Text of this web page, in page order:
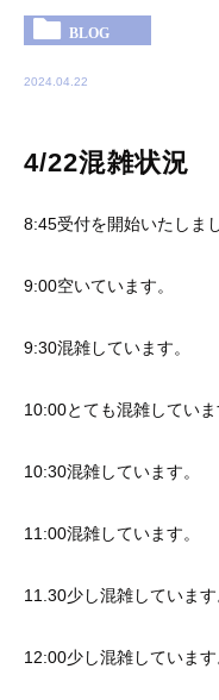
BLOG
2024.04.22
4/22混雑状況
8:45受付を開始いたしまし
9:00空いています。
9:30混雑しています。
10:00とても混雑していま
10:30混雑しています。
11:00混雑しています。
11.30少し混雑しています
12:00少し混雑しています